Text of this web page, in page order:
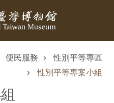
便民服務
性別平等專區
性別平等專案小組